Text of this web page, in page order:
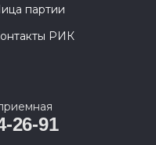
партии
РИК
26-91